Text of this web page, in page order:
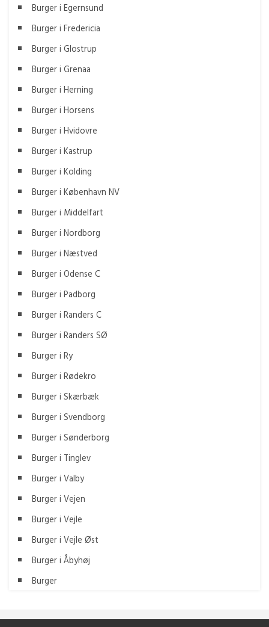
Burger i Egernsund
Burger i Fredericia
Burger i Glostrup
Burger i Grenaa
Burger i Herning
Burger i Horsens
Burger i Hvidovre
Burger i Kastrup
Burger i Kolding
Burger i København NV
Burger i Middelfart
Burger i Nordborg
Burger i Næstved
Burger i Odense C
Burger i Padborg
Burger i Randers C
Burger i Randers SØ
Burger i Ry
Burger i Rødekro
Burger i Skærbæk
Burger i Svendborg
Burger i Sønderborg
Burger i Tinglev
Burger i Valby
Burger i Vejen
Burger i Vejle
Burger i Vejle Øst
Burger i Åbyhøj
Burger